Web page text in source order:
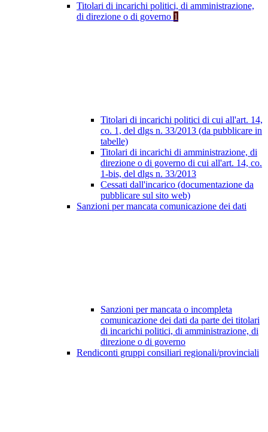
Titolari di incarichi politici, di amministrazione,
di direzione o di governo 1
Titolari di incarichi politici di cui all'art. 14,
co. 1, del dlgs n. 33/2013 (da pubblicare in
tabelle)
Titolari di incarichi di amministrazione, di
direzione o di governo di cui all'art. 14, co.
1-bis, del dlgs n. 33/2013
Cessati dall'incarico (documentazione da
pubblicare sul sito web)
Sanzioni per mancata comunicazione dei dati
Sanzioni per mancata o incompleta
comunicazione dei dati da parte dei titolari
di incarichi politici, di amministrazione, di
direzione o di governo
Rendiconti gruppi consiliari regionali/provinciali